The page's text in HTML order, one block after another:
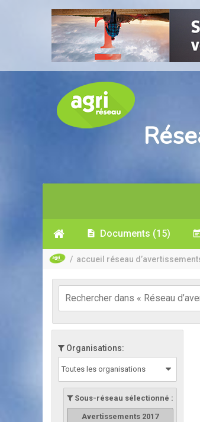
Documents (15)
/ accueil réseau
Organisations:
Toutes les organisations
Sous-réseau sélectionné :
Avertissements 2017